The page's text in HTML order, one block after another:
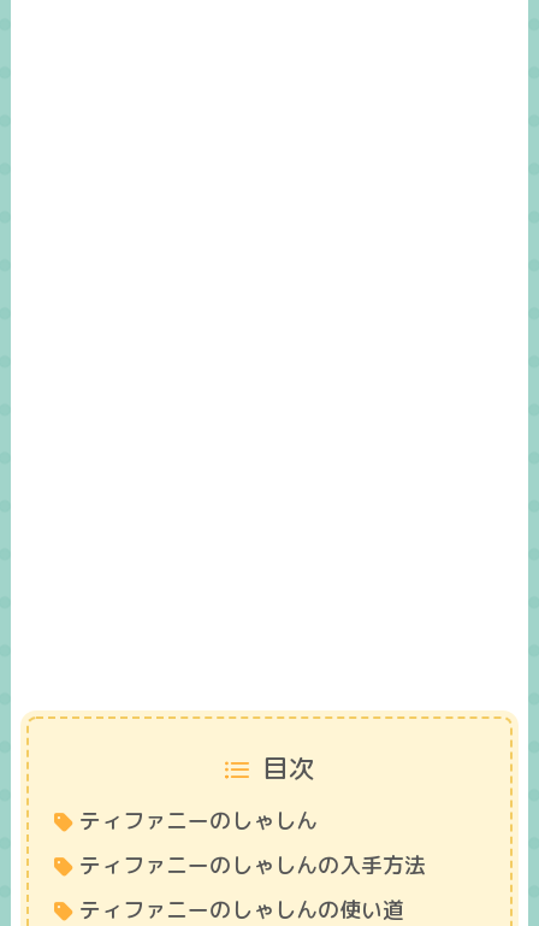
目次
ティファニーのしゃしん
ティファニーのしゃしんの入手方法
ティファニーのしゃしんの使い道